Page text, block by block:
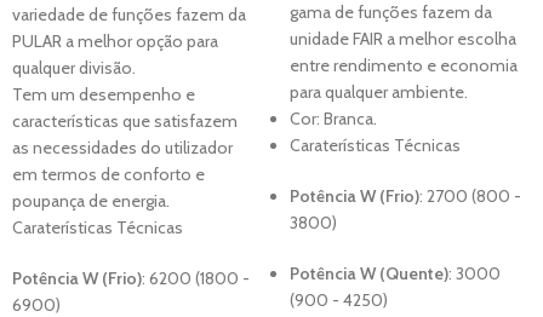
variedade de funções fazem da
PULAR a melhor opção para
qualquer divisão.
Tem um desempenho e
características que satisfazem
as necessidades do utilizador
em termos de conforto e
poupança de energia.
Caraterísticas Técnicas
Potência W (Frio): 6200 (1800 -
6900)
gama de funções fazem da
unidade FAIR a melhor escolha
entre rendimento e economia
para qualquer ambiente.
Cor: Branca.
Caraterísticas Técnicas
Potência W (Frio): 2700 (800 -
3800)
Potência W (Quente): 3000
(900 - 4250)